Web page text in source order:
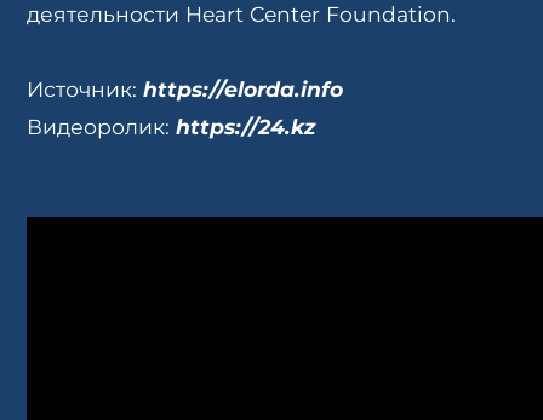
деятельности Heart Center Foundation.
Источник: https://elorda.info
Видеоролик:https://24.kz